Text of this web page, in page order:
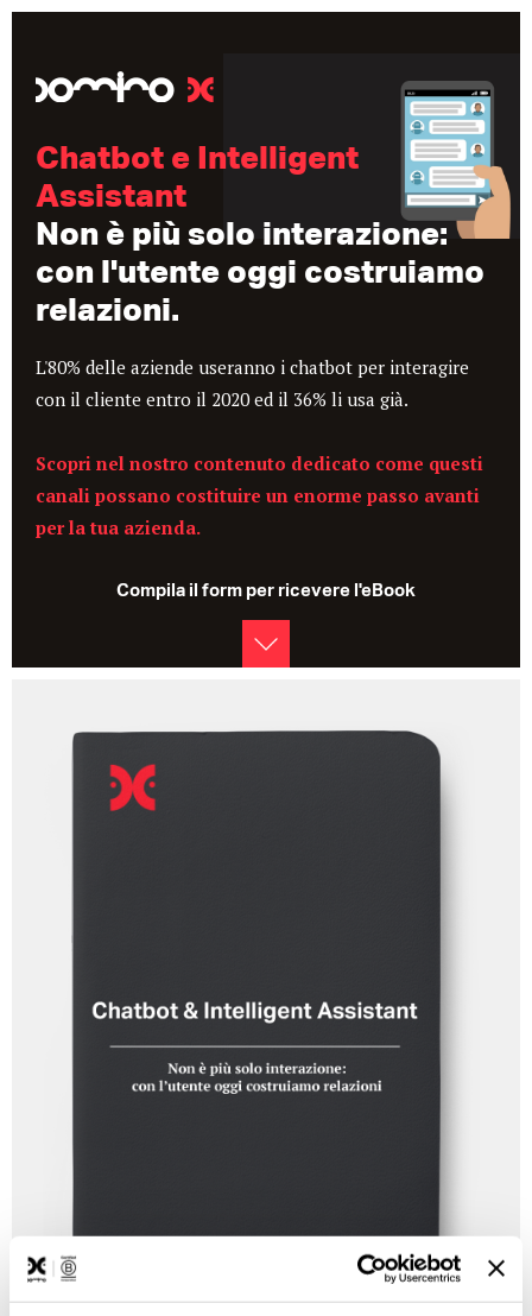
Chatbot e Intelligent
Assistant
Non è più solo interazione:
con l'utente oggi costruiamo
relazioni.
L'80% delle aziende useranno i chatbot per interagire
con il cliente entro il 2020 ed il 36% li usa già.
Scopri nel nostro contenuto dedicato come questi
canali possano costituire un enorme passo avanti
per la tua azienda.
Compila il form per ricevere l'eBook